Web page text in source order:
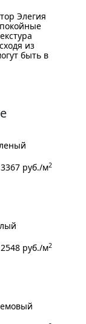
Элегия
из
быть в
3367 руб./м2
2548 руб./м2